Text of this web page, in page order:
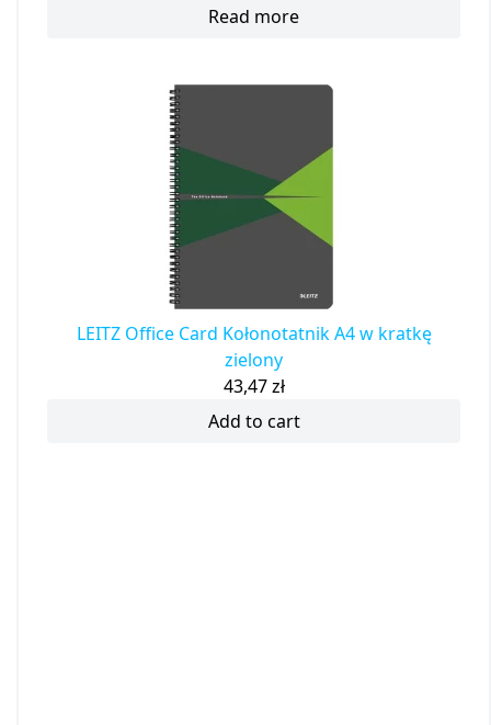
Read more
LEITZ Office Card Kołonotatnik A4 w kratkę
zielony
43,47zł
Add to cart